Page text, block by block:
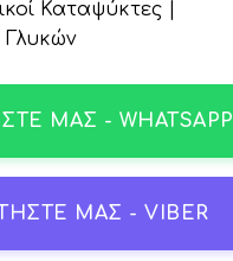
Καταψύκτες |
Γλυκών
ΜΑΣ - WHATSAPP
ΜΑΣ - VIBER